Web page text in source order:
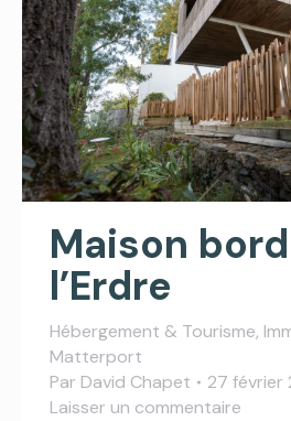
Maison
l’Erdre
Hébergement & Tourisme,
Matterport
Par David Chapet
27 février
Laisser un commentaire